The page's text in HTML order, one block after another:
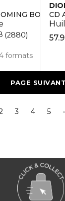
formats
2880
CD
PAGE
3 4 5